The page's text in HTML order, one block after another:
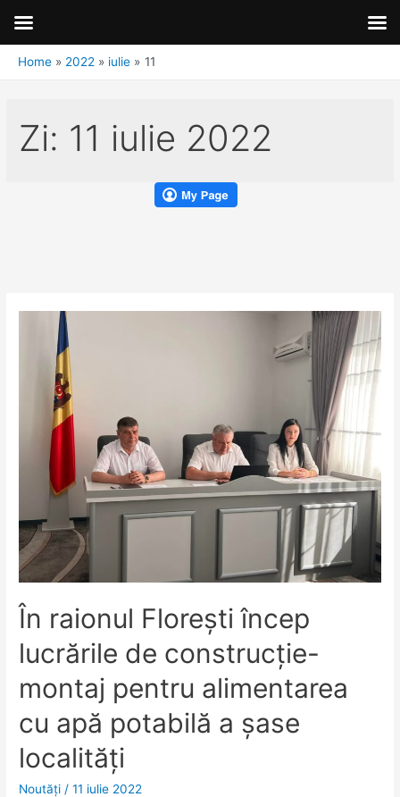
Home 2022 iulie 11
Zi: 11 iulie 2022
În raionul Florești încep
lucrările de construcție-
montaj pentru alimentarea
cu apă potabilă a șase
localități
Noutăţi /11 iulie 2022